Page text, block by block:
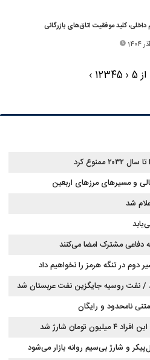
داخلی، کلید موفقیت اتاق‌های بازرگانی
‹
12345
›
کرد
و مسیرهای مرزهای اربعین
شد
دفاعی مشترک امضا می‌کنند
در تنگه هرمز را نخواهیم داد
/ نفت روسیه جایگزین نفت عربستان شد
شارژ شد